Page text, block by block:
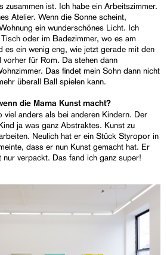
zusammen ist. Ich habe ein Arbeitszimmer.
Atelier. Wenn die Sonne scheint,
ein wunderschönes Licht. Ich
oder im Badezimmer, wo es am
es ein wenig eng, wie jetzt gerade mit den
für Rom. Da stehen dann
Das findet mein Sohn dann nicht
überall Ball spielen kann.
die Mama Kunst macht?
viel anders als bei anderen Kindern. Der
ja was ganz Abstraktes. Kunst zu
Neulich hat er ein Stück Styropor in
dass er nun Kunst gemacht hat. Er
nur verpackt. Das fand ich ganz super!